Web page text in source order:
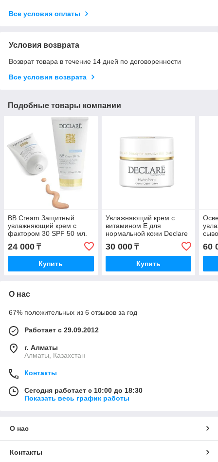
Все условия оплаты
Условия возврата
Возврат товара в течение 14 дней по договоренности
Все условия возврата
Подобные товары компании
BB Cream Защитный
увлажняющий крем с
фактором 30 SPF 50 мл.
24 000 ₸
Купить
Увлажняющий крем с
витамином E для
нормальной кожи Declare
Hydroforce Cream 50 мл.
30 000₸
Купить
60
О нас
67% положительных из 6 отзывов за год
Работает с 29.09.2012
г. Алматы
Алматы, Казахстан
Контакты
Сегодня работает с 10:00 до 18:30
Показать весь график работы
О нас
Контакты